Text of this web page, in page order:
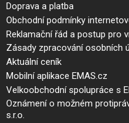
Doprava a platba
Obchodní podmínky
Reklamační řád a postup pro
Zásady zpracování osobních
Aktuální ceník
Mobilní aplikace EMAS.cz
Velkoobchodní spolupráce s
Oznámení o možném
s.r.o.